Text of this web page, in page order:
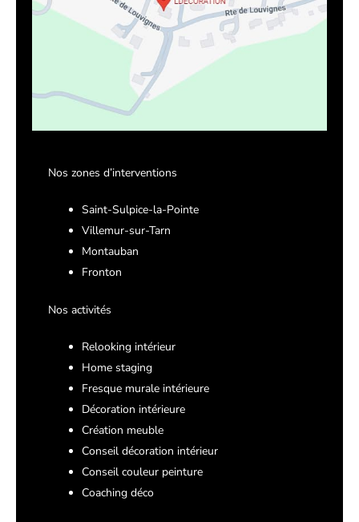
Nos zones d’interventions
Saint-Sulpice-la-Pointe
Villemur-sur-Tarn
Montauban
Fronton
Nos activités
Relooking intérieur
Home staging
Fresque murale intérieure
Décoration intérieure
Création meuble
Conseil décoration intérieur
Conseil couleur peinture
Coaching déco